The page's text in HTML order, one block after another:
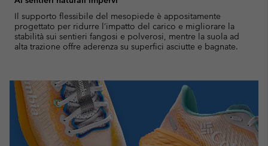
Il supporto flessibile del mesopiede è appositamente
progettato per ridurre l’impatto del carico e migliorare la
stabilità sui sentieri fangosi e polverosi, mentre la suola ad
alta trazione offre aderenza su superfici asciutte e bagnate.